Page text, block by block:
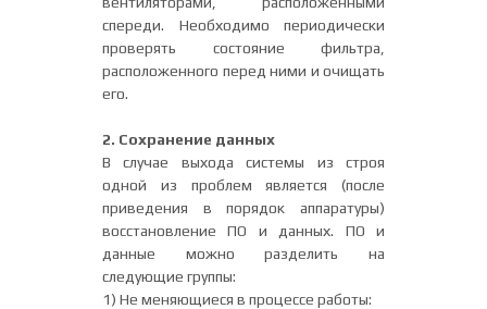
спереди. Необходимо периодически
проверять состояние фильтра,
расположенного перед ними и очищать
его.
2. Сохранение данных
В случае выхода системы из строя
одной из проблем является (после
приведения в порядок аппаратуры)
восстановление ПО и данных. ПО и
данные можно разделить на
следующие группы:
1) Не меняющиеся в процессе работы: